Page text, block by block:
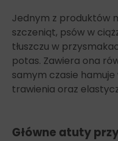
Jednym z produktów
szczeniąt, psów w
tłuszczu w
potas. Zawiera ona
samym czasie
trawienia oraz
Główne atuty